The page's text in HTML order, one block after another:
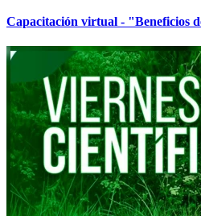
Capacitación virtual - "Beneficios